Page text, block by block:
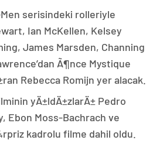
serisindeki rolleriyle
Ian McKellen, Kelsey
James Marsden, Channing
Ã¶nce Mystique
Rebecca Romijn yer alacak.
yÄ±ldÄ±zlarÄ± Pedro
Ebon Moss-Bachrach ve
kadrolu filme dahil oldu.